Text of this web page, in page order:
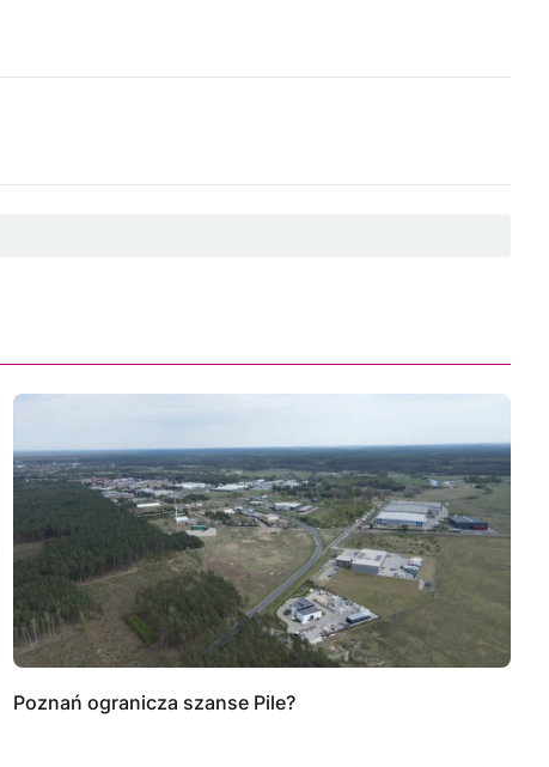
Poznań ogranicza szanse Pile?